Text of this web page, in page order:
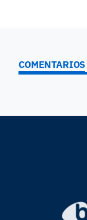
COMENTARIOS